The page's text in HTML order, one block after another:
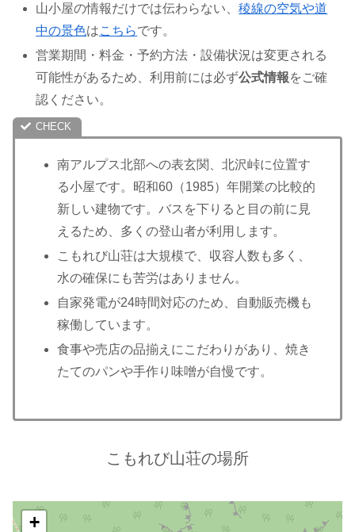
山小屋の情報だけでは伝わらない、稜線の空気や道
中の景色はこちらです。
営業期間・料金・予約方法・設備状況は変更される
可能性があるため、利用前には必ず公式情報をご確
認ください。
南アルプス北部への表玄関、北沢峠に位置す
る小屋です。昭和60（1985）年開業の比較的
新しい建物です。バスを下りると目の前に見
えるため、多くの登山者が利用します。
こもれび山荘は大規模で、収容人数も多く、
水の確保にも苦労はありません。
自家発電が24時間対応のため、自動販売機も
稼働しています。
食事や売店の品揃えにこだわりがあり、焼き
たてのパンや手作り味噌が自慢です。
こもれび山荘の場所
+